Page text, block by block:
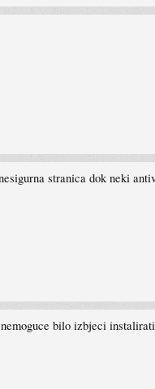
stranica dok neki
bilo izbjeci